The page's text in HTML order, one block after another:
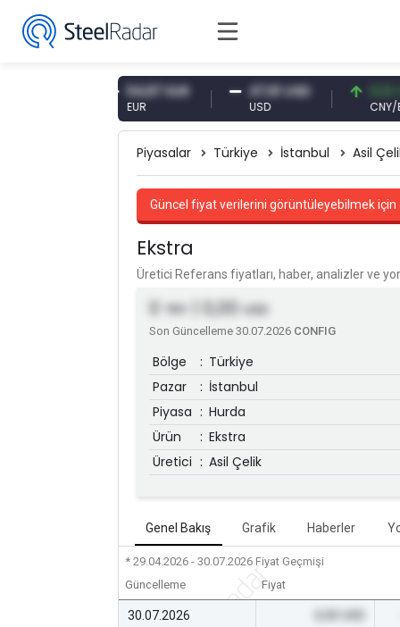
54,87 EUR 47,61 USD
USD
0,13 CNY
CNY/EUR
Piyasalar Türkiye İstanbul Asil
Güncel fiyat verilerini görüntüleyebilmek için
Ekstra
Üretici Referans fiyatları, haber, analizler ve
TRY | 0,00 USD
Son Güncelleme 30.07.2026 CONFIG
Bölge : Türkiye
Pazar
: İstanbul
Piyasa : Hurda
Ürün
: Ekstra
Üretici : Asil Çelik
Genel Bakış Grafik Haberler
* 29.04.2026 - 30.07.2026 Fiyat Geçmişi
Güncelleme
Fiyat
30.07.2026